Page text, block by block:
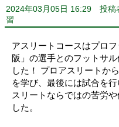
2024年03月05日 16:29 投稿
習
アスリートコースはプロ
阪」の選手とのフットサ
した！ プロアスリートか
を学び、最後には試合を
スリートならではの苦労
した。